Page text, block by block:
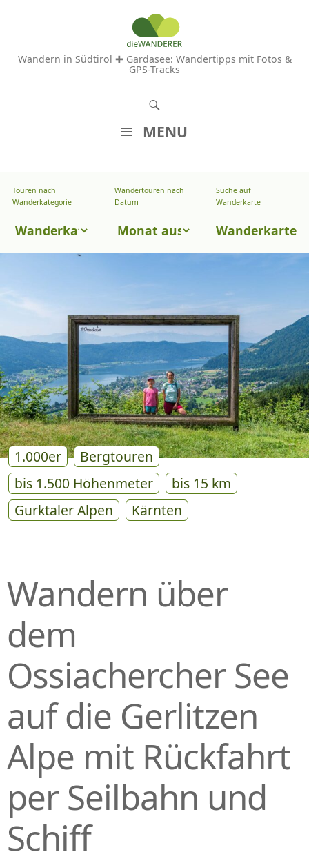
Wandern in Südtirol ✚ Gardasee: Wandertipps mit Fotos &
GPS-Tracks
MENU
M
A
P
R
N
G
E
N
Touren nach
Wanderkategorie
Touren
Wandertouren nach
Datum
Wandertouren
Datum
Suche auf
Wanderkarte
Wanderkarte
1.000er
Bergtouren
bis 1.500 Höhenmeter
bis 15 km
Gurktaler Alpen
Kärnten
Wandern über
dem
Ossiachercher See
auf die Gerlitzen
Alpe mit Rückfahrt
per Seilbahn und
Schiff